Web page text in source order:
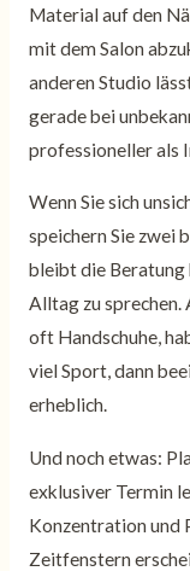
Material auf den
mit dem Salon
anderen Studio
gerade bei
professioneller als
Wenn Sie sich
speichern Sie zwei
bleibt die Beratung
Alltag zu sprechen.
oft Handschuhe,
viel Sport, dann
erheblich.
Und noch etwas:
exklusiver Termin
Konzentration und
Zeitfenstern